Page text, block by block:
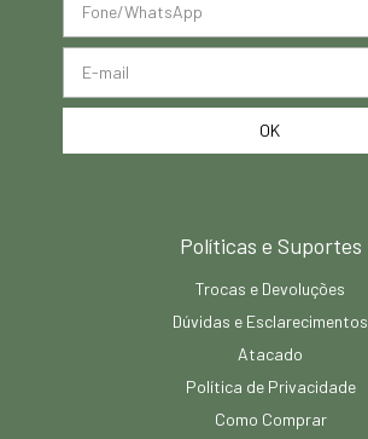
Políticas e Suportes
Trocas e Devoluções
Dúvidas e Esclarecimentos
Atacado
Política de Privacidade
Como Comprar